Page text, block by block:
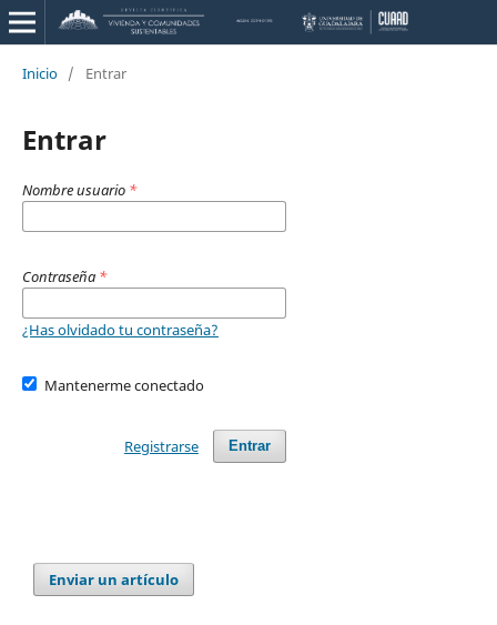
Inicio / Entrar
Entrar
Nombre usuario *
Contraseña *
¿Has olvidado tu contraseña?
Mantenerme conectado
Entrar
Registrarse
Enviar un artículo